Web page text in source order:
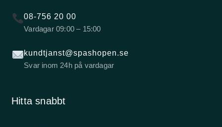
08-756 20 00
Vardagar 09:00 – 15:00
kundtjanst@spashopen.se
Svar inom 24h på vardagar
Hitta snabbt